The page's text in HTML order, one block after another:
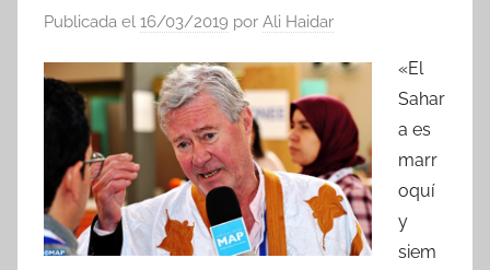
Publicada el 16/03/2019 por Ali Haidar
«El
Sahar
a es
marr
oquí
y
siem